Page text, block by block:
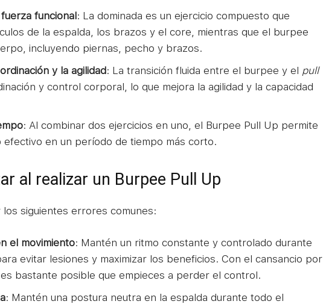
funcional: La dominada es un ejercicio compuesto que
de la espalda, los brazos y el core, mientras que el burpee
incluyendo piernas, pecho y brazos.
y la agilidad: La transición fluida entre el burpee y el pull
y control corporal, lo que mejora la agilidad y la capacidad
: Al combinar dos ejercicios en uno, el Burpee Pull Up permite
efectivo en un período de tiempo más corto.
al realizar un Burpee Pull Up
siguientes errores comunes:
el movimiento: Mantén un ritmo constante y controlado durante
evitar lesiones y maximizar los beneficios. Con el cansancio por
bastante posible que empieces a perder el control.
: Mantén una postura neutra en la espalda durante todo el